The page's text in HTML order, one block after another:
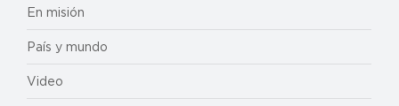
En misión
País y mundo
Video